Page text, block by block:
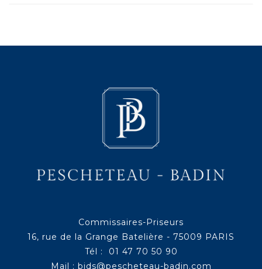
Commissaires-Priseurs
16, rue de la Grange Batelière - 75009 PARIS
Tél : 01 47 70 50 90
Mail : bids@pescheteau-badin.com